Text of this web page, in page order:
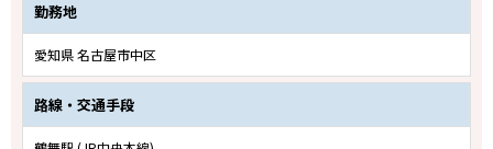
勤務地
愛知県 名古屋市中区
路線・交通手段